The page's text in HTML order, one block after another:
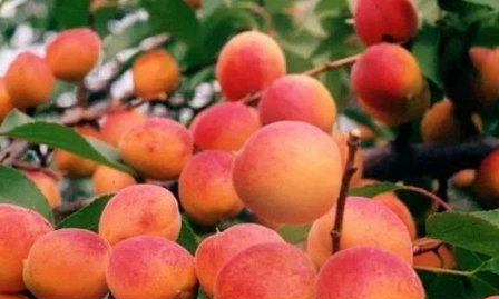
Выберите город
Обратный звонок Заказать обратный звонок
Каталог
Найти
Тип цены
Розничная